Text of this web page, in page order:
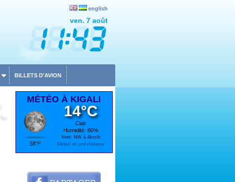
english
ven. 7 août
BILLETS D'AVION
MÉTÉO À KIGALI
58°F
14°C
Clair
Humidité: 80%
Vent: NW à 4km/h
Détail et prévisions